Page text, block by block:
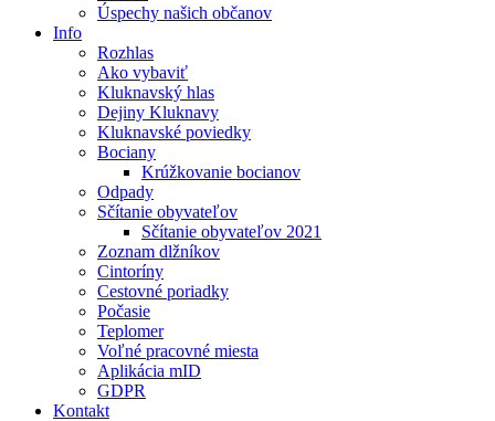
Úspechy našich občanov
Info
Rozhlas
Ako vybaviť
Kluknavský hlas
Dejiny Kluknavy
Kluknavské poviedky
Bociany
Krúžkovanie bocianov
Odpady
Sčítanie obyvateľov
Sčítanie obyvateľov 2021
Zoznam dlžníkov
Cintoríny
Cestovné poriadky
Počasie
Teplomer
Voľné pracovné miesta
Aplikácia mID
GDPR
Kontakt